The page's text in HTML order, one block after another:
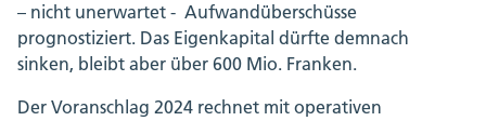
– nicht unerwartet - Aufwandüberschüsse
prognostiziert. Das Eigenkapital dürfte demnach
sinken, bleibt aber über 600 Mio. Franken.
Der Voranschlag 2024 rechnet mit operativen